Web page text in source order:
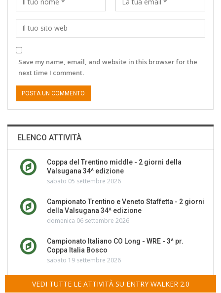
Save my name, email, and website in this browser for the
next time I comment.
ELENCO ATTIVITÀ
Coppa del Trentino middle - 2 giorni della
Valsugana 34^ edizione
sabato 05 settembre 2026
Campionato Trentino e Veneto Staffetta - 2 giorni
della Valsugana 34^ edizione
domenica 06 settembre 2026
Campionato Italiano CO Long - WRE - 3^ pr.
Coppa Italia Bosco
sabato 19 settembre 2026
VEDI TUTTE LE ATTIVITÀ SU ENTRY WALKER 2.0